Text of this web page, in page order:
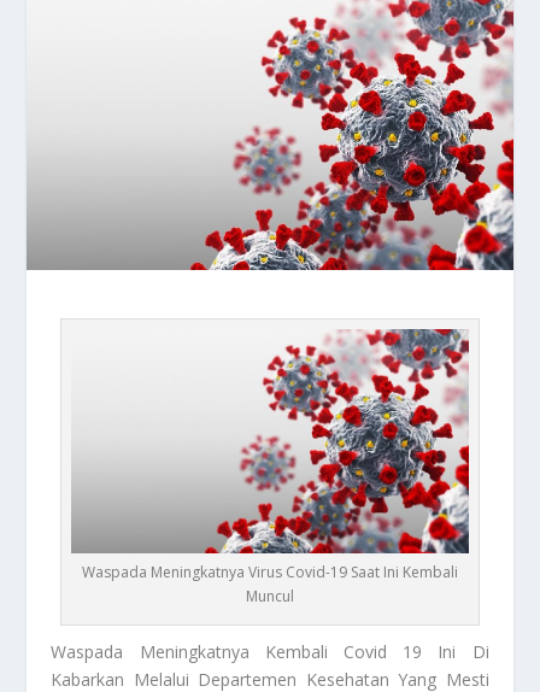
Waspada Meningkatnya Virus Covid-19 Saat Ini Kembali
Muncul
Waspada Meningkatnya Kembali Covid 19 Ini Di
Kabarkan Melalui Departemen Kesehatan Yang Mesti